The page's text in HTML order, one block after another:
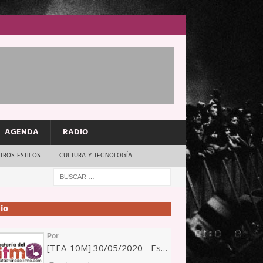
AGENDA RADIO
ESTILOS CULTURA Y TECNOLOGÍA